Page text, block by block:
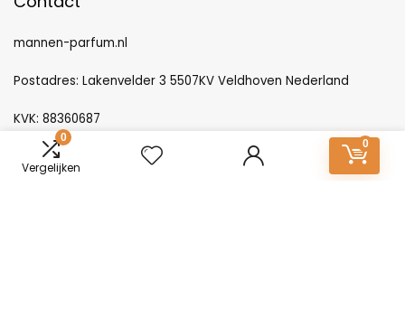
0
Vergelijken
0
mannen-parfum.nl
Postadres: Lakenvelder 3 5507KV Veldhoven Nederland
KVK: 88360687
E-mail:info@mannen-parfum.nl